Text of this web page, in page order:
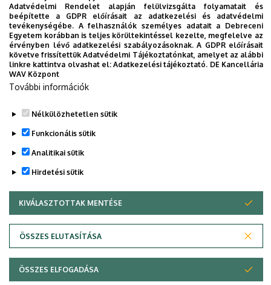
Barta Róbert és Forisek Péter munkatársainkat a
bölcsészettudományi kar képviseletében a Debreceni
Egyetem Szenátusának tagjává választották a 2025-
2028 közötti időszakra. (A szenátusi választás
2024. december 5–6. között kerül megrendezésre
az idei Hereditas-konferencia "Fókuszban: a forrás
Barta Róbert intézetigazgató közreműködésével
2024. november 29-én az MTV5 Ez itt a kérdés
című műsorában kerekasztal beszélgetésre került
sor W. S. Churchill születésének 150. évfordulója
Adatvédelmi Rendelet alapján felülvizsgálta folyamatait és
beépítette a GDPR előírásait az adatkezelési és adatvédelmi
tevékenységébe. A felhasználók személyes adatait a Debreceni
Egyetem korábban is teljes körültekintéssel kezelte, megfelelve az
érvényben lévő adatkezelési szabályozásoknak. A GDPR előírásait
követve frissítettük Adatvédelmi Tájékoztatónkat, amelyet az alábbi
linkre kattintva olvashat el:Adatkezelési tájékoztató. DE Kancellária
WAV Központ
További információk
Nélkülözhetetlen sütik
Funkcionális sütik
Analitikai sütik
Hirdetési sütik
KIVÁLASZTOTTAK MENTÉSE
ÖSSZES ELUTASÍTÁSA
WITHDRAW CONSENT
ÖSSZES ELFOGADÁSA